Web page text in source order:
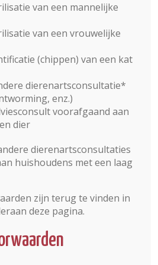
van een mannelijke
van een vrouwelijke
(chippen) van een kat
dierenartsconsultatie*
enz.)
voorafgaand aan
dier
dierenartsconsultaties
huishoudens met een laag
zijn terug te vinden in
deze pagina.